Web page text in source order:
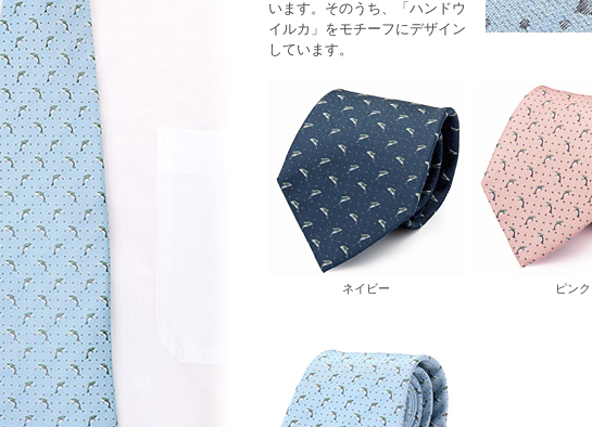
います。そのうち、「ハンドウ
イルカ」をモチーフにデザイン
しています。
ネイビー ピンク